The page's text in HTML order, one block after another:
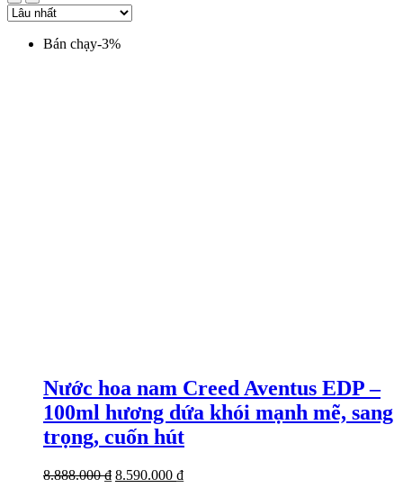
Bán chạy-3%
Nước hoa nam Creed Aventus EDP –
100ml hương dứa khói mạnh mẽ, sang
trọng, cuốn hút
8.888.000₫ Giá
8.590.000 ₫Giá